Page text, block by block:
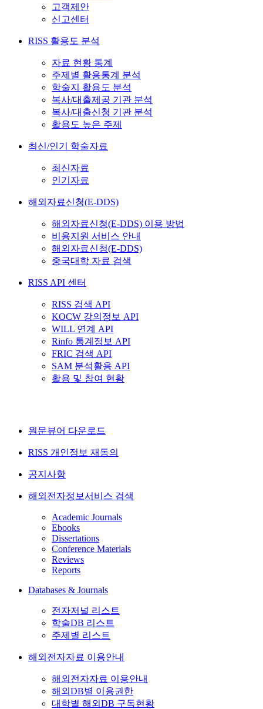
고객제안
신고센터
RISS 활용도 분석
자료 현황 통계
주제별 활용통계 분석
학술지 활용도 분석
복사/대출제공 기관 분석
복사/대출신청 기관 분석
활용도 높은 주제
최신/인기 학술자료
최신자료
인기자료
해외자료신청(E-DDS)
해외자료신청(E-DDS) 이용 방법
비용지원 서비스 안내
해외자료신청(E-DDS)
중국대학 자료 검색
RISS API 센터
RISS 검색 API
KOCW 강의정보 API
WILL 연계 API
Rinfo 통계정보 API
FRIC 검색 API
SAM 분석활용 API
활용 및 참여 현황
원문뷰어 다운로드
RISS 개인정보 재동의
공지사항
해외전자정보서비스 검색
Academic Journals
Ebooks
Dissertations
Conference Materials
Reviews
Reports
Databases & Journals
전자저널 리스트
학술DB 리스트
주제별 리스트
해외전자자료 이용안내
해외전자자료 이용안내
해외DB별 이용권한
대학별 해외DB 구독현황